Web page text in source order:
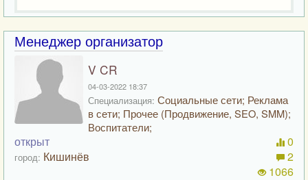
Менеджер организатор
V CR
04-03-2022 18:37
Специализация: Социальные сети; Реклама
в сети; Прочее (Продвижение, SEO, SMM);
Воспитатели;
открыт
город: Кишинёв
0
2
1066